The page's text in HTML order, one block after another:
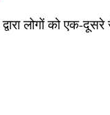
लोगों को एक-